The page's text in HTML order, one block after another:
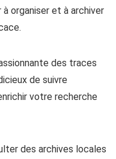
à organiser et à archiver
des traces
de suivre
votre recherche
des archives locales